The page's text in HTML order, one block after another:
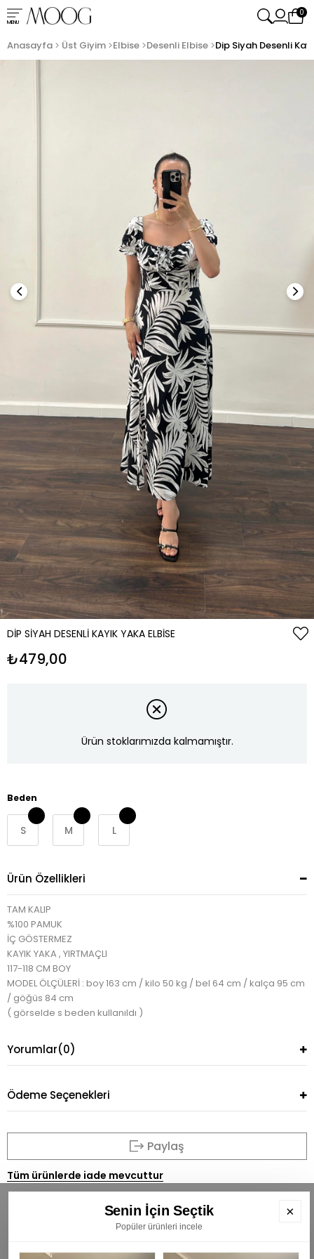
MENU
0
Anasayfa Üst Giyim Elbise Desenli Elbise Dip Siyah Desenli
DIP SIYAH DESENLI KAYIK YAKA ELBISE
₺479,00
Ürün stoklarımızda kalmamıştır.
Beden
S M L
Ürün Özellikleri
TAM KALIP
%100 PAMUK
İÇ GÖSTERMEZ
KAYIK YAKA , YIRTMAÇLI
117-118 CM BOY
MODEL ÖLÇÜLERİ : boy 163 cm / kilo 50 kg / bel 64 cm / kalça 95 cm
/ göğüs 84 cm
( görselde s beden kullanıldı )
Yorumlar(0)
Ödeme Seçenekleri
Paylaş
Tüm ürünlerde iade mevcuttur
Senin İçin Seçtik
Popüler ürünleri incele
×